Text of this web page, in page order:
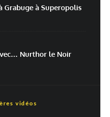
par e-mail.
Grabuge à Superopolis
Nurthor le Noir
vidéos